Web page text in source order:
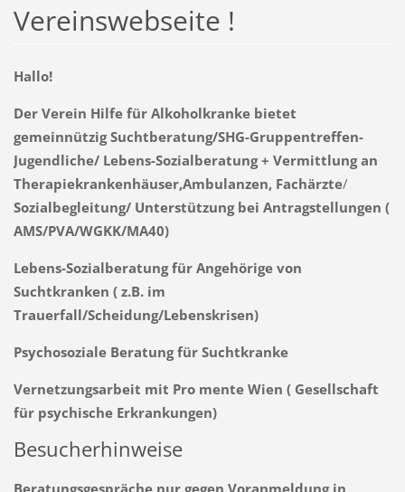
Vereinswebseite !
Hallo!
Der Verein Hilfe für Alkoholkranke bietet
gemeinnützig Suchtberatung/SHG-Gruppentreffen-
Jugendliche/ Lebens-Sozialberatung + Vermittlung an
Therapiekrankenhäuser,Ambulanzen,Fachärzte/
Sozialbegleitung/ Unterstützung bei Antragstellungen (
AMS/PVA/WGKK/MA40)
Lebens-Sozialberatung für Angehörige von
Suchtkranken ( z.B. im
Trauerfall/Scheidung/Lebenskrisen)
Psychosoziale Beratung für Suchtkranke
Vernetzungsarbeit mit Pro mente Wien ( Gesellschaft
für psychische Erkrankungen)
Besucherhinweise
Beratungsgespräche nur gegen Voranmeldung in